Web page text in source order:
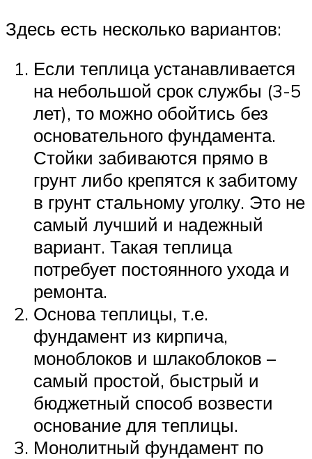
Здесь есть несколько вариантов:
Если теплица устанавливается
на небольшой срок службы (3-5
лет), то можно обойтись без
основательного фундамента.
Стойки забиваются прямо в
грунт либо крепятся к забитому
в грунт стальному уголку. Это не
самый лучший и надежный
вариант. Такая теплица
потребует постоянного ухода и
ремонта.
Основа теплицы, т.е.
фундамент из кирпича,
моноблоков и шлакоблоков –
самый простой, быстрый и
бюджетный способ возвести
основание для теплицы.
Монолитный фундамент по